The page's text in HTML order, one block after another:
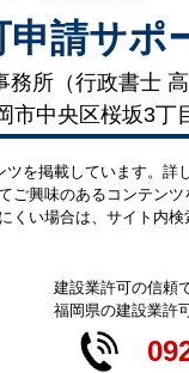
請サポ
所（行政書士 高
市中央区桜坂3丁
を掲載しています。詳
ご興味のあるコンテンツ
くい場合は、サイト内
建設業許可の信頼
福岡県の建設業許